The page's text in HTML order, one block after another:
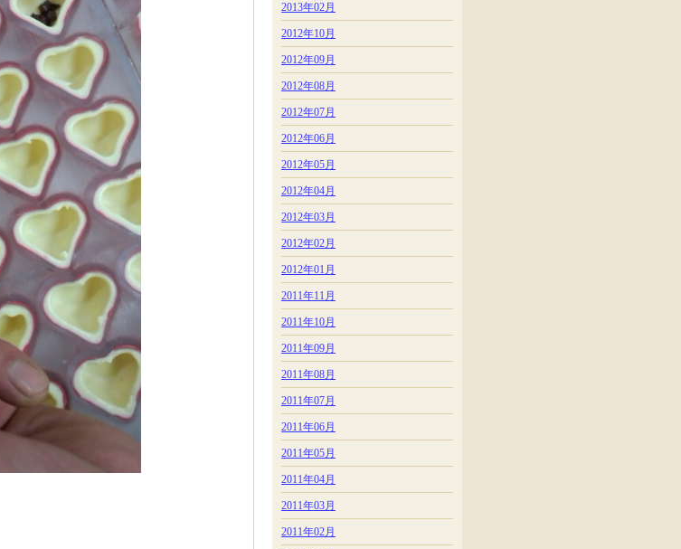
2013年02月
2012年10月
2012年09月
2012年08月
2012年07月
2012年06月
2012年05月
2012年04月
2012年03月
2012年02月
2012年01月
2011年11月
2011年10月
2011年09月
2011年08月
2011年07月
2011年06月
2011年05月
2011年04月
2011年03月
2011年02月